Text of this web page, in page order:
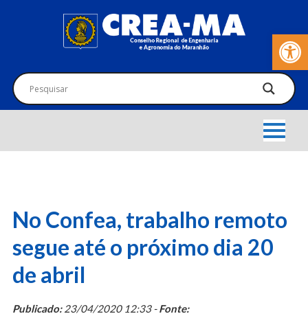
Barra de
No Confea, trabalho remoto
segue até o próximo dia 20
de abril
Publicado:23/04/2020 12:33 -Fonte: